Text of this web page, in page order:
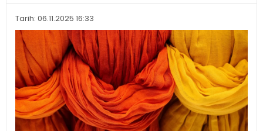
Tarih: 06.11.2025 16:33